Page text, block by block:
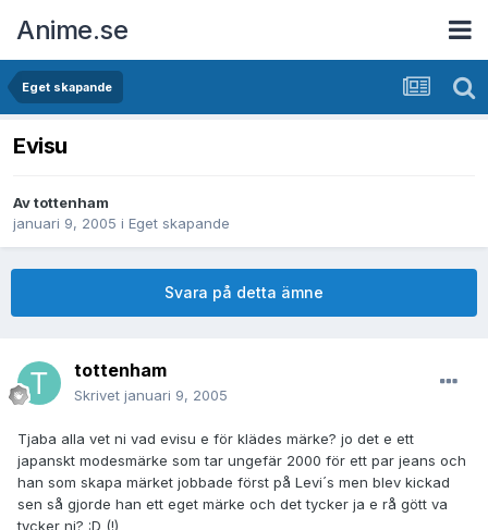
Anime.se
Eget skapande
Evisu
Avtottenham
januari 9, 2005 i Eget skapande
Svara på detta ämne
tottenham
Skrivet januari 9, 2005
Tjaba alla vet ni vad evisu e för klädes märke? jo det e ett
japanskt modesmärke som tar ungefär 2000 för ett par jeans och
han som skapa märket jobbade först på Levi´s men blev kickad
sen så gjorde han ett eget märke och det tycker ja e rå gött va
tycker ni? :D (!)